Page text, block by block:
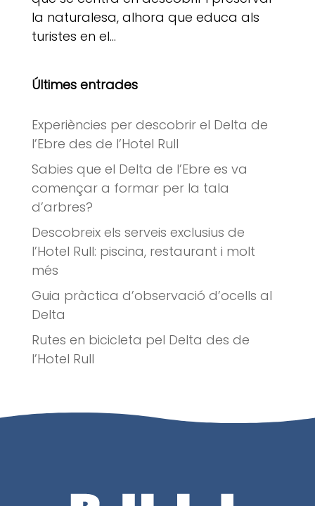
la naturalesa, alhora que educa als
turistes en el...
Últimes entrades
Experiències per descobrir el Delta de
l’Ebre des de l’Hotel Rull
Sabies que el Delta de l’Ebre es va
començar a formar per la tala
d’arbres?
Descobreix els serveis exclusius de
l’Hotel Rull: piscina, restaurant i molt
més
Guia pràctica d’observació d’ocells al
Delta
Rutes en bicicleta pel Delta des de
l’Hotel Rull